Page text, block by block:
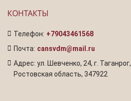
КОНТАКТЫ
Телефон: +79043461568
Почта: cansvdm@mail.ru
Адрес: ул. Шевченко, 24, г. Таганрог,
Ростовская область, 347922